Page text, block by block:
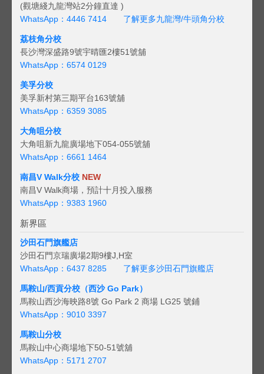
(觀塘綫九龍灣站2分鐘直達 )
WhatsApp：4446 7414
了解更多九龍灣/牛頭角分校
荔枝角分校
長沙灣深盛路9號宇晴匯2樓51號舖
WhatsApp：6574 0129
美孚分校
美孚新村第三期平台163號舖
WhatsApp：6359 3085
大角咀分校
大角咀新九龍廣場地下054-055號舖
WhatsApp：6661 1464
南昌V Walk分校 NEW
南昌V Walk商場，預計十月投入服務
WhatsApp：9383 1960
新界區
沙田石門旗艦店
沙田石門京瑞廣場2期9樓J,H室
WhatsApp：6437 8285
了解更多沙田石門旗艦店
馬鞍山/西貢分校（西沙 Go Park）
馬鞍山西沙海映路8號 Go Park 2 商場 LG25 號鋪
WhatsApp：9010 3397
馬鞍山分校
馬鞍山中心商場地下50-51號舖
WhatsApp：5171 2707